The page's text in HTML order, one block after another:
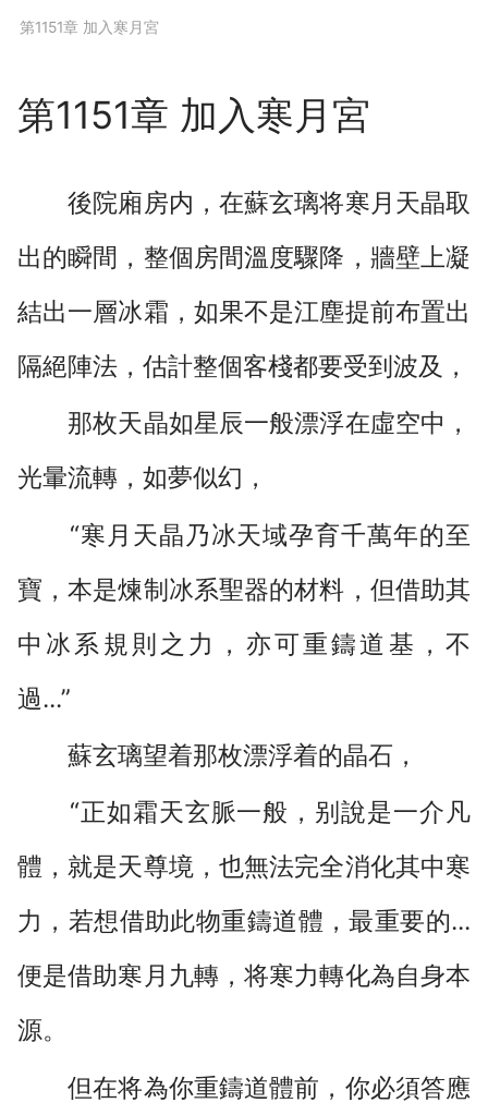
第1151章 加入寒月宮
後院廂房内，在蘇玄璃将寒月天晶取
出的瞬間，整個房間溫度驟降，牆壁上凝
結出一層冰霜，如果不是江塵提前布置出
隔絕陣法，估計整個客棧都要受到波及，
那枚天晶如星辰一般漂浮在虛空中，
光暈流轉，如夢似幻，
“寒月天晶乃冰天域孕育千萬年的至
寶，本是煉制冰系聖器的材料，但借助其
中冰系規則之力，亦可重鑄道基，不
過...”
蘇玄璃望着那枚漂浮着的晶石，
“正如霜天玄脈一般，别說是一介凡
體，就是天尊境，也無法完全消化其中寒
力，若想借助此物重鑄道體，最重要的...
便是借助寒月九轉，将寒力轉化為自身本
源。
但在将為你重鑄道體前，你必須答應
第1151章 加入寒月宮